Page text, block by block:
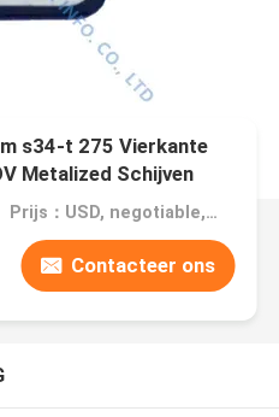
s34-t 275 Vierkante
Metalized Schijven
Prijs：USD, negotiable, pcs
Contacteer ons